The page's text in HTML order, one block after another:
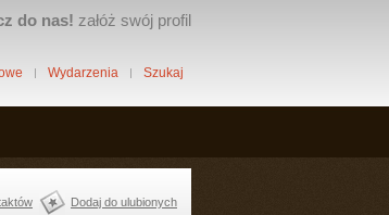
do nas! załóż swój profil
Wydarzenia Szukaj
Dodaj do ulubionych